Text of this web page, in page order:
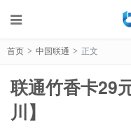
首页 > 中国联通 > 正文
联通竹香卡29
川】